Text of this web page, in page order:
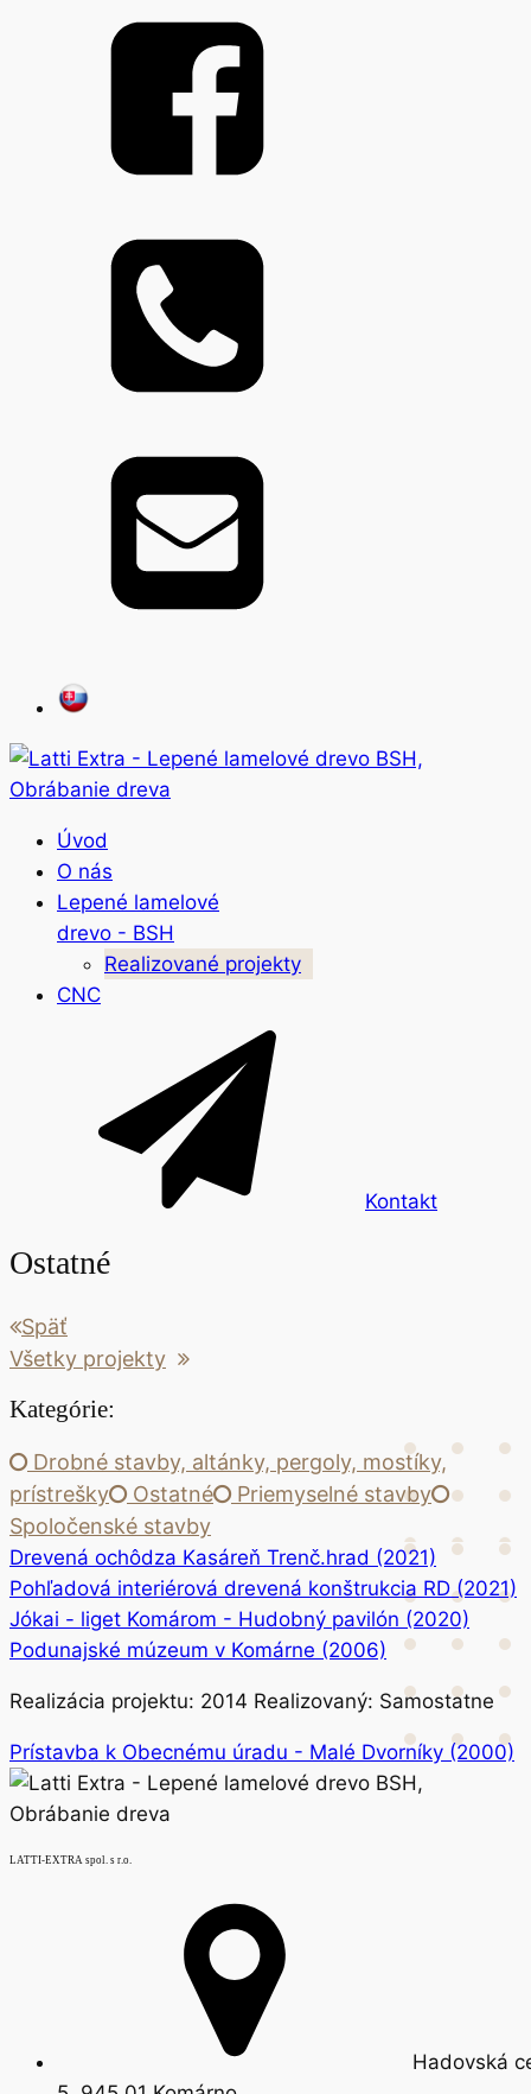
Úvod
O nás
Lepené lamelové
drevo - BSH
Realizované projekty
CNC
Kontakt
Ostatné
Späť
Všetky projekty
Kategórie:
Drobné stavby, altánky, pergoly, mostíky,
prístrešky
Ostatné
Priemyselné stavby
Spoločenské stavby
Drevená ochôdza Kasáreň Trenč.hrad (2021)
Pohľadová interiérová drevená konštrukcia RD (2021)
Jókai - liget Komárom - Hudobný pavilón (2020)
Podunajské múzeum v Komárne (2006)
Realizácia projektu: 2014 Realizovaný: Samostatne
Prístavba k Obecnému úradu - Malé Dvorníky (2000)
LATTI-EXTRA spol. s r.o.
Hadovská